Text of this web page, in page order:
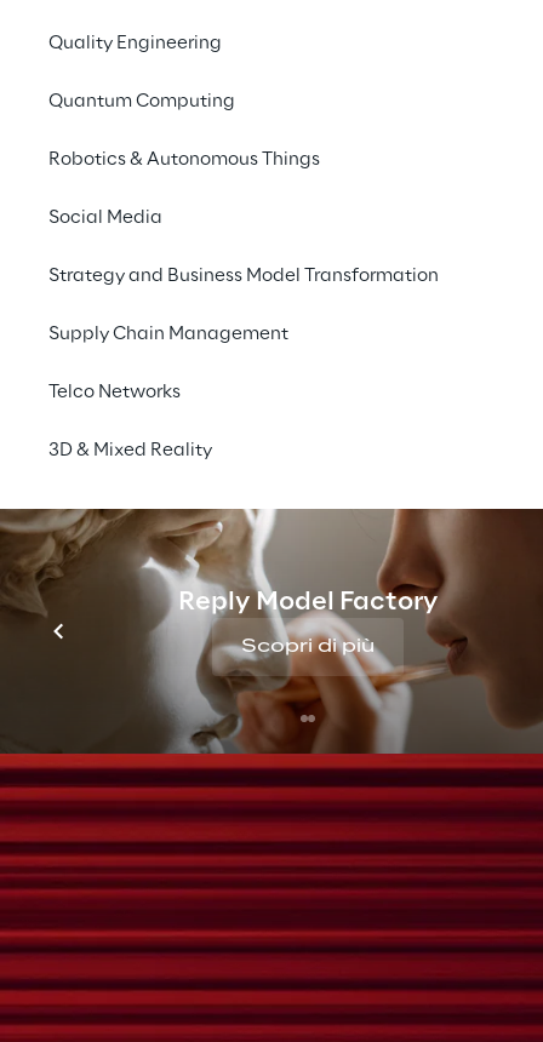
Quality Engineering
Quantum Computing
Robotics & Autonomous Things
Social Media
Strategy and Business Model Transformation
Supply Chain Management
Telco Networks
3D & Mixed Reality
Reply Model Factory
Scopri di più
Oracle AI World Tour